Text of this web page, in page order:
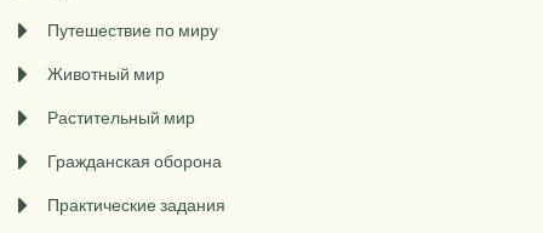
Путешествие по миру
Животный мир
Растительный мир
Гражданская оборона
Практические задания